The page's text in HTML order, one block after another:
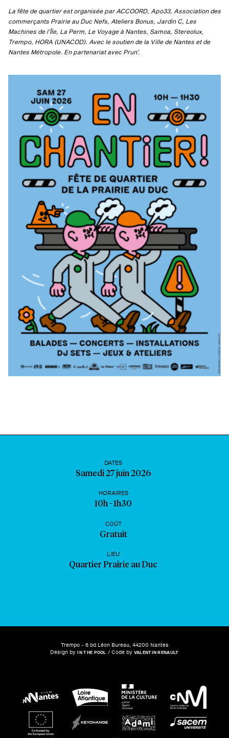
La fête de quartier est organisée par ACCOORD, Apo33, Association des
commerçants Prairie au Duc Nefs, Ateliers Bonus, Jardin C, Les
Machines de l’Île, La Perm, Le Voyage à Nantes, Samoa, Stereolux,
Trempo, HORA (UNACOD). Avec le soutien de la Ville de Nantes et de
Nantes Métropole. En partenariat avec Prun’.
DATES
Samedi 27 juin 2026
HORAIRES
10h - 1h30
COÛT
Gratuit
LIEU
Quartier Prairie au Duc
Trempo - 6 bd Léon Bureau, 44200 Nantes
Design byIN THE POOL / Code by VALENTIN RENAULT